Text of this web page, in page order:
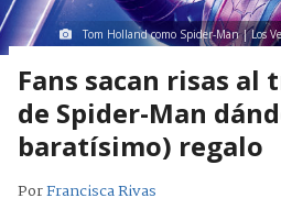
Tom Holland como Spider-Man | Los
Fans sacan risas
de Spider-Man
baratísimo) regalo
PorFrancisca Rivas